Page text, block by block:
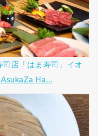
司店「はま寿司」イオ
Ha...